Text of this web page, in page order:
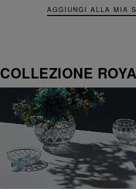
AGGIUNGI ALLA MIA
COLLEZIONE